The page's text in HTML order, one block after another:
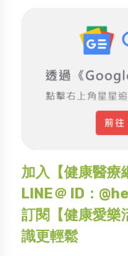
加入【健康醫療
LINE＠ ID：
訂閱【健康愛樂
識更輕鬆